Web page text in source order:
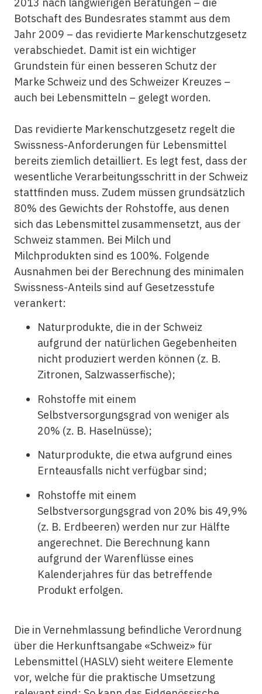
Botschaft des Bundesrates stammt aus dem
Jahr 2009 – das revidierte Markenschutzgesetz
verabschiedet. Damit ist ein wichtiger
Grundstein für einen besseren Schutz der
Marke Schweiz und des Schweizer Kreuzes –
auch bei Lebensmitteln – gelegt worden.
Das revidierte Markenschutzgesetz regelt die
Swissness-Anforderungen für Lebensmittel
bereits ziemlich detailliert. Es legt fest, dass der
wesentliche Verarbeitungsschritt in der Schweiz
stattfinden muss. Zudem müssen grundsätzlich
80% des Gewichts der Rohstoffe, aus denen
sich das Lebensmittel zusammensetzt, aus der
Schweiz stammen. Bei Milch und
Milchprodukten sind es 100%. Folgende
Ausnahmen bei der Berechnung des minimalen
Swissness-Anteils sind auf Gesetzesstufe
verankert:
Naturprodukte, die in der Schweiz
aufgrund der natürlichen Gegebenheiten
nicht produziert werden können (z. B.
Zitronen, Salzwasserfische);
Rohstoffe mit einem
Selbstversorgungsgrad von weniger als
20% (z. B. Haselnüsse);
Naturprodukte, die etwa aufgrund eines
Ernteausfalls nicht verfügbar sind;
Rohstoffe mit einem
Selbstversorgungsgrad von 20% bis 49,9%
(z. B. Erdbeeren) werden nur zur Hälfte
angerechnet. Die Berechnung kann
aufgrund der Warenflüsse eines
Kalenderjahres für das betreffende
Produkt erfolgen.
Die in Vernehmlassung befindliche Verordnung
über die Herkunftsangabe «Schweiz» für
Lebensmittel (HASLV) sieht weitere Elemente
vor, welche für die praktische Umsetzung